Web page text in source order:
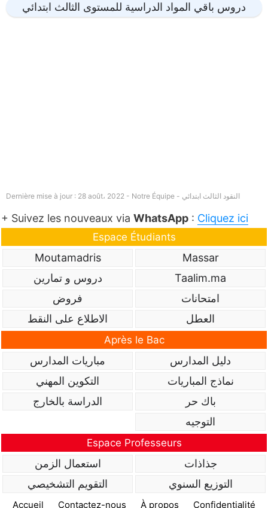
دروس باقي المواد الدراسية للمستوى الثالث ابتدائي
Dernière mise à jour : 28 août، 2022 - Notre Équipe - النقود الثالث ابتدائي
+ Suivez les nouveaux via WhatsApp : Cliquez ici
Espace Étudiants
Massar
Moutamadris
Taalim.ma
دروس و تمارين
امتحانات
فروض
العطل
الاطلاع على النقط
Après le Bac
دليل المدارس
مباريات المدارس
نماذج المباريات
التكوين المهني
باك حر
الدراسة بالخارج
التوجيه
Espace Professeurs
جذاذات
استعمال الزمن
التوزيع السنوي
التقويم التشخيصي
Accueil Contactez-nous À propos Confidentialité